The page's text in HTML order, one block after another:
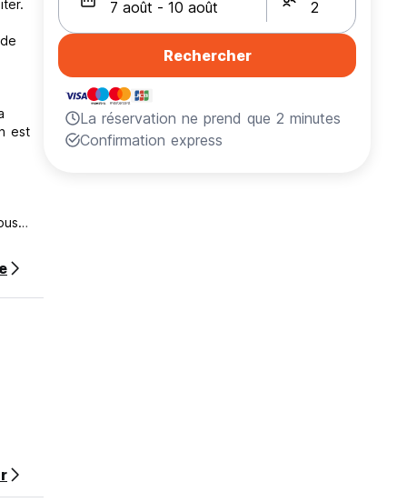
est
Rechercher
La réservation ne prend que 2 minutes
Confirmation express